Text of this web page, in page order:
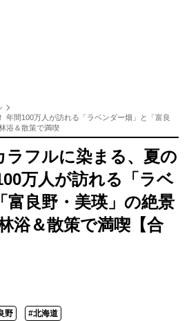
年間100万人が訪れる「ラベンダー畑」と「富良
浴＆散策で満喫
ラフルに染まる、夏の
万人が訪れる「ラベ
富良野・美瑛」の絶景
浴＆散策で満喫【合
野 #北海道